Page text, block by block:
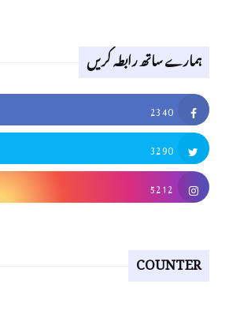
ہمارے ساتھ رابطہ کریں
2340
3290
5212
COUNTER